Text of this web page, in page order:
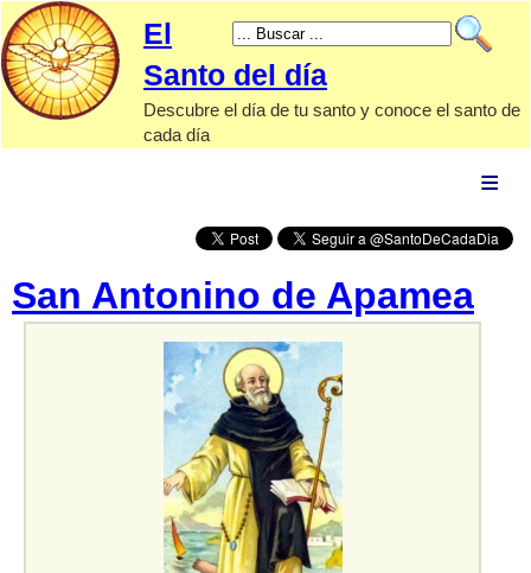
El
Santo del día
Descubre el día de tu santo y conoce el santo de
cada día
santoral
San Antonino de Apamea